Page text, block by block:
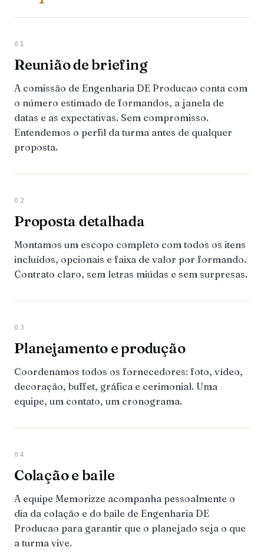
01
Reunião de briefing
A comissão de Engenharia DE Producao conta com
o número estimado de formandos, a janela de
datas e as expectativas. Sem compromisso.
Entendemos o perfil da turma antes de qualquer
proposta.
02
Proposta detalhada
Montamos um escopo completo com todos os itens
incluídos, opcionais e faixa de valor por formando.
Contrato claro, sem letras miúdas e sem surpresas.
03
Planejamento e produção
Coordenamos todos os fornecedores: foto, vídeo,
decoração, buffet, gráfica e cerimonial. Uma
equipe, um contato, um cronograma.
04
Colação e baile
A equipe Memorizze acompanha pessoalmente o
dia da colação e do baile de Engenharia DE
Producao para garantir que o planejado seja o que
a turma vive.